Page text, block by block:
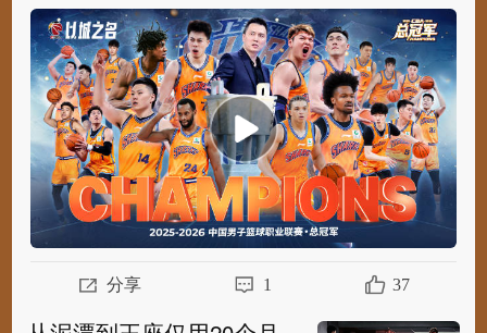
#CBA##上海男篮CBA总冠军#二十四年。一座
城市的等待，一支球队的执念。从低谷到巅
峰，@上海久事大鲨鱼官方微博 用一整个...全
部
分享 1 37